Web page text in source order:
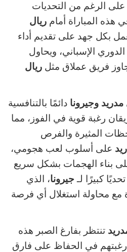
على الرغم من التحديات
هذه المباراة أمام ريال
بكل جهد على تقديم أداء
الإسباني، ويحاول
فريق عملاق مثل ريال
مدريد وجيرونا دائمًا بالتنافسية
رغبة قوية في الفوز، مما
المثيرة والفرص
على أسلوب لعب هجومي،
بناء الهجمات بشكل سريع
كبيرًا لـ جيرونا، الذي
مع محاولة استغلال أي فرصة
تنتظر بفارغ الصبر هذه
في الحفاظ على فارق